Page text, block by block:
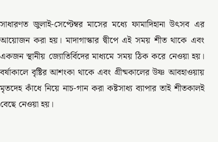
সাধারণত জুলাই-সেপ্টেম্বর মাসের মধ্যে ফামাদিহানা উৎসব এর
আয়োজন করা হয়। মাদাগাস্কার দ্বীপে এই সময় শীত থাকে এবং
একজন স্থানীয় জ্যোতির্বিদের মাধ্যমে সময় ঠিক করে নেওয়া হয়।
বর্ষাকালে বৃষ্টির আশংকা থাকে এবং গ্রীষ্মকালের উষ্ণ আবহাওয়ায়
মৃতদেহ কাঁধে নিয়ে নাচ-গান করা কষ্টসাধ্য ব্যাপার তাই শীতকালই
বেছে নেওয়া হয়।